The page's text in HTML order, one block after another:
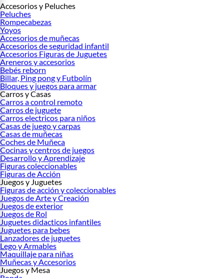
Accesorios y Peluches
Peluches
Rompecabezas
Yoyos
Accesorios de muñecas
Accesorios de seguridad infantil
Accesorios Figuras de Juguetes
Areneros y accesorios
Bebés reborn
Billar, Ping pong y Futbolín
Bloques y juegos para armar
Carros y Casas
Carros a control remoto
Carros de juguete
Carros electricos para niños
Casas de juego y carpas
Casas de muñecas
Coches de Muñeca
Cocinas y centros de juegos
Desarrollo y Aprendizaje
Figuras coleccionables
Figuras de Acción
Juegos y Juguetes
Figuras de acción y coleccionables
Juegos de Arte y Creación
Juegos de exterior
Juegos de Rol
Juguetes didacticos infantiles
Juguetes para bebes
Lanzadores de juguetes
Lego y Armables
Maquillaje para niñas
Muñecas y Accesorios
Juegos y Mesa